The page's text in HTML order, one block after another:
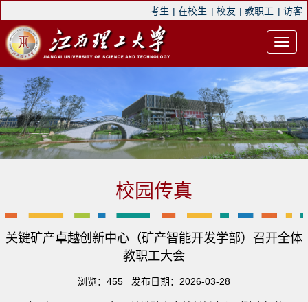
考生 | 在校生 | 校友 | 教职工 | 访客
校园传真
关键矿产卓越创新中心（矿产智能开发学部）召开全体
教职工大会
浏览： 455 发布日期：2026-03-28